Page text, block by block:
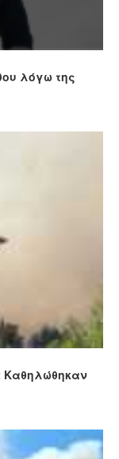
λόγω της
Καθηλώθηκαν